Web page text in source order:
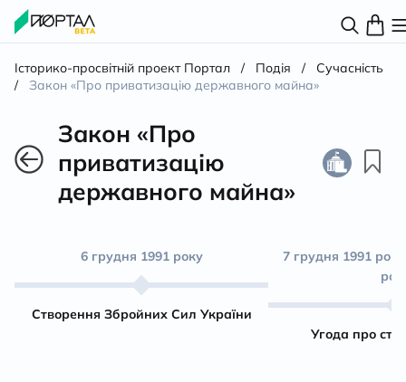
Історико-просвітній проект Портал / Подія /
Сучасність
/
Закон «Про приватизацію державного майна»
Закон «Про
приватизацію
державного майна»
6 грудня 1991 року
Створення Збройних Сил України
7 грудня 1991
Угода про